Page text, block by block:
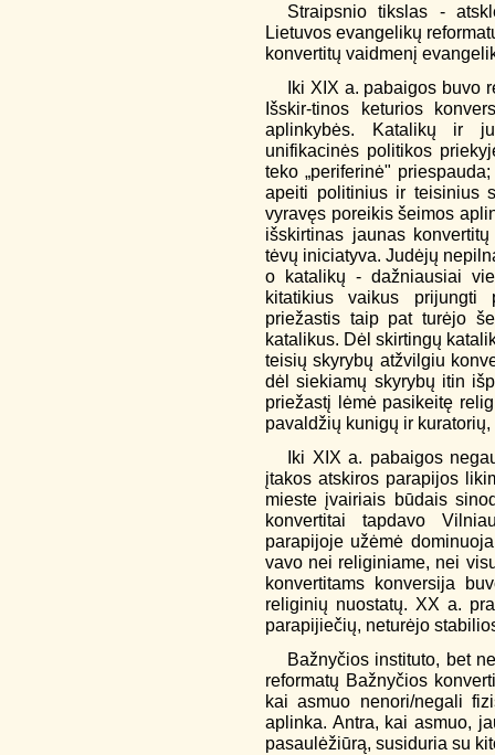
Straipsnio tikslas -
Lietuvos evangelikų
konvertitų vaidmenį
Iki XIX a. pabaigos buvo
Išskir-tinos keturios
aplinkybės. Katalikų ir
unifikacinės politikos
teko „periferinė"
apeiti politinius ir teisinius
vyravęs poreikis šeimos
išskirtinas jaunas
tėvų iniciatyva. Judėjų
o katalikų - dažniausiai
kitatikius vaikus prijungti
priežastis taip pat turėjo
katalikus. Dėl skirtingų
teisių skyrybų atžvilgiu
dėl siekiamų skyrybų itin
priežastį lėmė pasikeitę
pavaldžių kunigų ir
Iki XIX a. pabaigos
įtakos atskiros parapijos
mieste įvairiais būdais
konvertitai tapdavo
parapijoje užėmė
vavo nei religiniame, nei
konvertitams konversija
religinių nuostatų. XX a.
parapijiečių, neturėjo
Bažnyčios instituto, bet
reformatų Bažnyčios
kai asmuo nenori/negali
aplinka. Antra, kai asmuo,
pasaulėžiūrą, susiduria su